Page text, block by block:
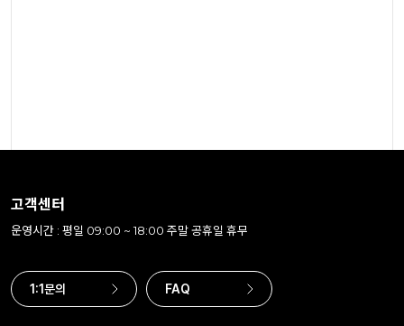
고객센터
운영시간 : 평일 09:00 ~ 18:00 주말 공휴일 휴무
1:1문의 FAQ